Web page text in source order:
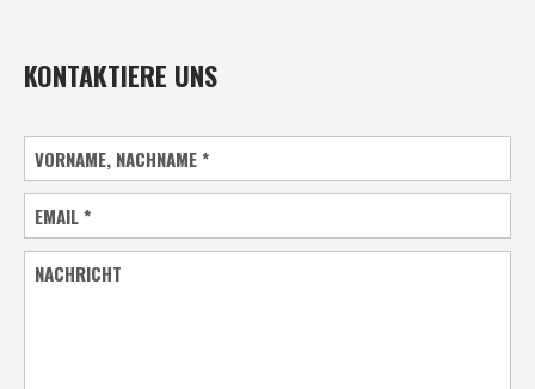
KONTAKTIERE UNS
VORNAME, NACHNAME*
EMAIL*
NACHRICHT